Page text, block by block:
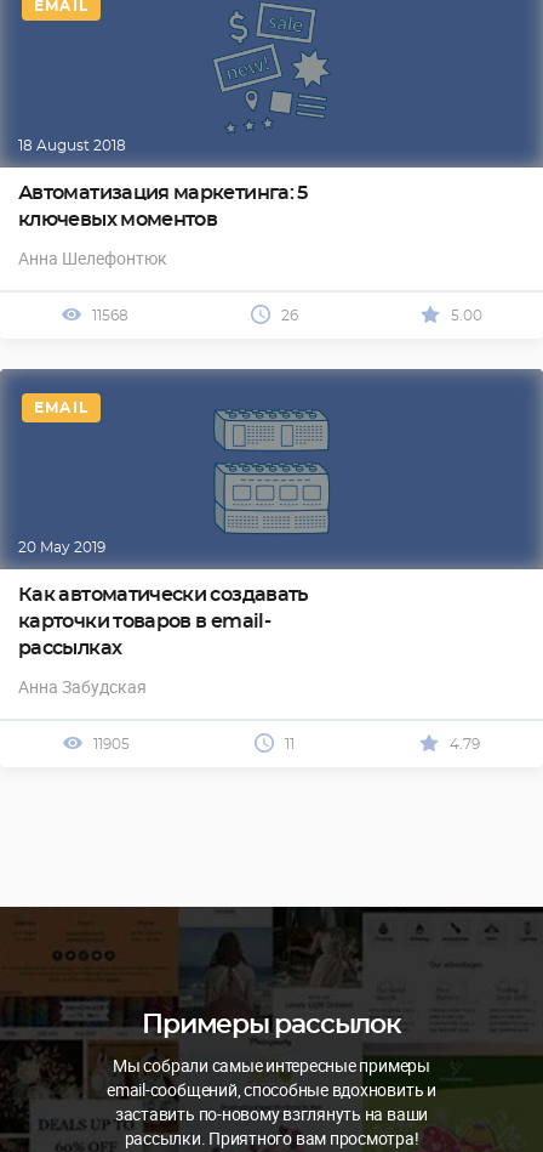
EMAIL
18 August 2018
Автоматизация маркетинга: 5
ключевых моментов
Анна Шелефонтюк
11568 26 5.00
EMAIL
20 May 2019
Как автоматически создавать
карточки товаров в email-
рассылках
Анна Забудская
11905 4.79
Примеры рассылок
Мы собрали самые интересные примеры
email-сообщений, способные вдохновить и
заставить по-новому взглянуть на ваши
рассылки. Приятного вам просмотра!